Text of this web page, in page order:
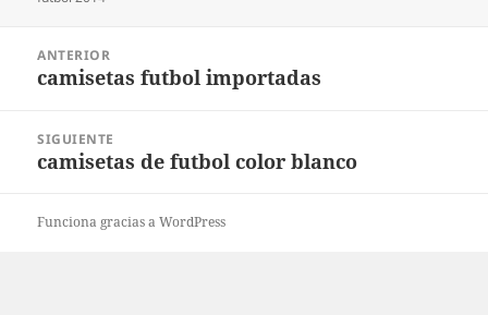
entradas
ANTERIOR
Entrada
camisetas futbol importadas
SIGUIENTE
Entrada
camisetas de futbol color blanco
Funciona gracias a WordPress